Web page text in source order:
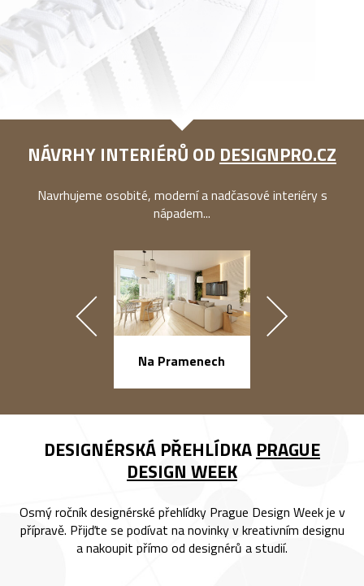
NÁVRHY INTERIÉRŮ OD DESIGNPRO.CZ
Navrhujeme osobité, moderní a nadčasové interiéry s
nápadem...
Na Pramenech
DESIGNÉRSKÁ PŘEHLÍDKA PRAGUE
DESIGN WEEK
Osmý ročník designérské přehlídky Prague Design Week je v
přípravě. Přijďte se podívat na novinky v kreativním designu
a nakoupit přímo od designérů a studií.